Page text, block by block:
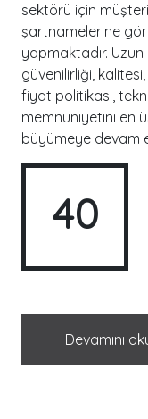
sektörü için
şartnamelerine
yapmaktadır.
güvenilirliği,
fiyat politikası,
memnuniyetini en
büyümeye devam
40
Devamını